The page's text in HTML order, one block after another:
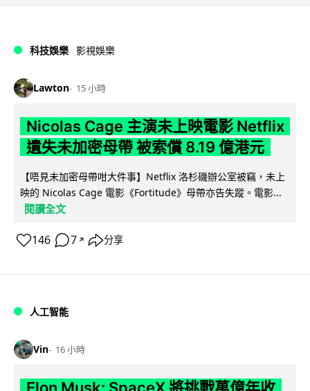
科技娛樂 影視娛樂
Lawton 15 小時
Nicolas Cage 主演未上映電影 Netflix
遺失未加密母帶 被索償 8.19 億港元
【唔見未加密母帶咁大件事】Netflix 洛杉磯辦公室被竊，未上
映的 Nicolas Cage 電影《Fortitude》母帶亦告失蹤。電影...
閱讀全文
146 7 ↗ 分享
人工智能
Vin 16 小時